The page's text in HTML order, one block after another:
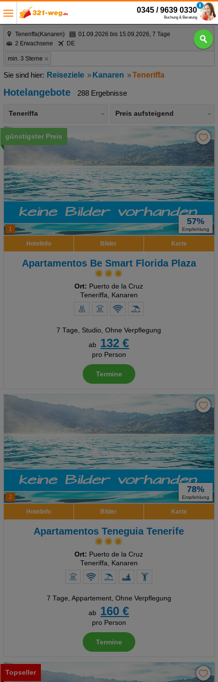
0345 / 9639 0330
Buchung & Beratung
Teneriffa(Kanaren)
01.09.2026 bis 15.09.2026, 7 Tage
2 Erwachsene
DE
min. 3 Sterne
Reiseziele Kanaren Teneriffa
Hotelangebote 288 Ergebnisse
Teneriffa Preis aufsteigend
1
günstigster Preis
57%
Empfehlung
Hotelinfo Bilder Karte
Apartamentos Be Smart Florida Plaza
Ort: Puerto de la Cruz
Teneriffa, Kanaren
7 Tage, Studio, Ohne Verpflegung
ab
132 €
pro Person
Termine
2
78%
Empfehlung
Hotelinfo Bilder Karte
Apartamentos Teneguia Tenerife
Ort: Puerto de la Cruz
Teneriffa, Kanaren
7 Tage, Appartement, Ohne Verpflegung
ab
160 €
pro Person
Termine
Topseller